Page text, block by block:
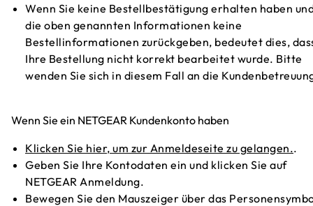
Wenn Sie keine Bestellbestätigung erhalten haben
die oben genannten Informationen keine
Bestellinformationen zurückgeben, bedeutet dies,
Ihre Bestellung nicht korrekt bearbeitet wurde. Bitte
wenden Sie sich in diesem Fall an die
Wenn Sie ein NETGEAR Kundenkonto haben
Klicken Sie hier, um zur Anmeldeseite zu gelangen..
Geben Sie Ihre Kontodaten ein und klicken Sie auf
NETGEAR Anmeldung.
Bewegen Sie den Mauszeiger über das